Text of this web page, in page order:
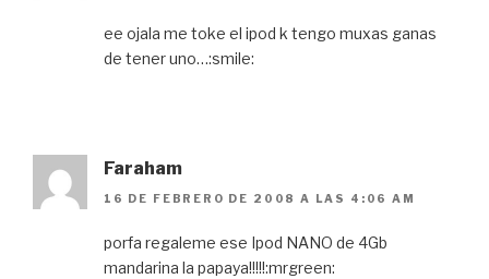
ee ojala me toke el ipod k tengo muxas ganas
de tener uno…:smile:
Faraham
16 DE FEBRERO DE 2008 A LAS 4:06 AM
porfa regaleme ese Ipod NANO de 4Gb
mandarina la papaya!!!!!:mrgreen: